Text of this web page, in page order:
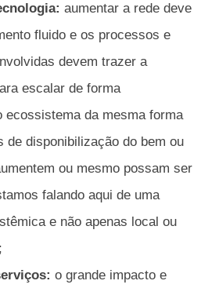
aumentar a rede deve
fluido e os processos e
devem trazer a
escalar de forma
ecossistema da mesma forma
de disponibilização do bem ou
ou mesmo possam ser
falando aqui de uma
e não apenas local ou
o grande impacto e